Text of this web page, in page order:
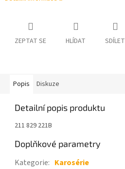
ZEPTAT SE HLÍDAT SDÍLET
Popis Diskuze
Detailní popis produktu
211 829 221B
Doplňkové parametry
Kategorie: Karosérie